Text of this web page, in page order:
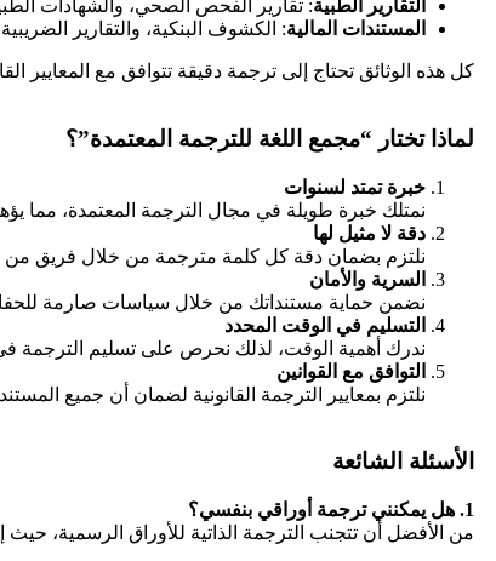
التقارير الطبية: تقارير الفحص الصحي، والشهادات
المستندات المالية: الكشوف البنكية، والتقارير
كل هذه الوثائق تحتاج إلى ترجمة دقيقة تتوافق مع المعايير
لماذا تختار “مجمع اللغة للترجمة المعتمدة”؟
خبرة تمتد لسنوات
نمتلك خبرة طويلة في مجال الترجمة المعتمدة، مما
دقة لا مثيل لها
نلتزم بضمان دقة كل كلمة مترجمة من خلال فريق من
السرية والأمان
نضمن حماية مستنداتك من خلال سياسات صارمة
التسليم في الوقت المحدد
ندرك أهمية الوقت، لذلك نحرص على تسليم
التوافق مع القوانين
نلتزم بمعايير الترجمة القانونية لضمان أن جميع
الأسئلة الشائعة
1. هل يمكنني ترجمة أوراقي بنفسي؟
من الأفضل أن تتجنب الترجمة الذاتية للأوراق الرسمية، حيث